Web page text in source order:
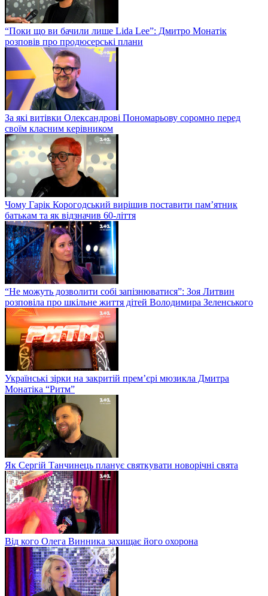
“Поки що ви бачили лише Lida Lee”: Дмитро Монатік
розповів про продюсерські плани
За які витівки Олександрові Пономарьову соромно перед
своїм класним керівником
Чому Гарік Корогодський вирішив поставити пам’ятник
батькам та як відзначив 60-ліття
“Не можуть дозволити собі запізнюватися”: Зоя Литвин
розповіла про шкільне життя дітей Володимира Зеленського
Українські зірки на закритій прем’єрі мюзикла Дмитра
Монатіка “Ритм”
Як Сергій Танчинець планує святкувати новорічні свята
Від кого Олега Винника захищає його охорона